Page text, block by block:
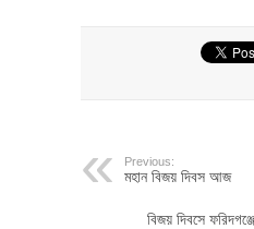
Previous:
মহান বিজয় দিবস আজ
বিজয় দিবসে